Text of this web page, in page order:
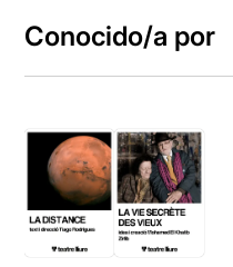
Conocido/a por